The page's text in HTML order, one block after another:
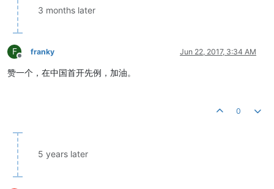
3 months later
F
Offline
franky Jun 22, 2017, 3:34 AM
赞一个，在中国首开先例，加油。
0
5 years later